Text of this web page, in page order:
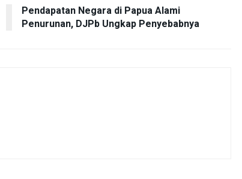
Pendapatan Negara di Papua Alami
Penurunan, DJPb Ungkap Penyebabnya